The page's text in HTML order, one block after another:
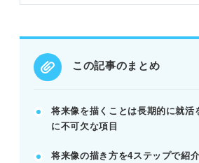
POINT：客観的に振り返り、実
将来像が見つからない時の対処
応募先企業の先輩に話を聞き、具
持つ。
する。
この記事のまとめ
将来像を描くことは長期的に就活
に不可欠な項目
将来像の描き方を4ステップで紹介